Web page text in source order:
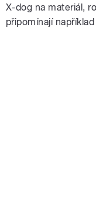
X-dog na materiál,
připomínají